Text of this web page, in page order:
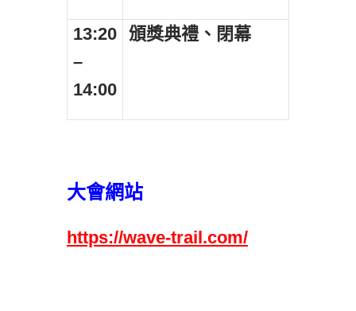
13:20
–
14:00
頒獎典禮、閉幕
大會網站
https://wave-trail.com/